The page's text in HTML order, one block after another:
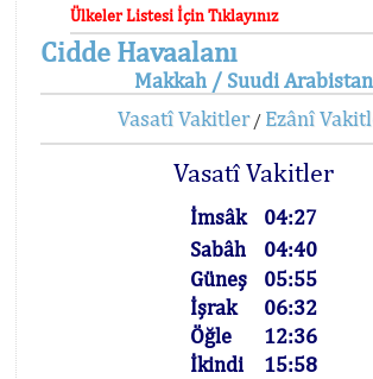
Ülkeler Listesi İçin Tıklayınız
Cidde Havaalanı
Makkah / Suudi Arabistan
Vasatî Vakitler/ Ezânî
Vasatî Vakitler
İmsâk
04:27
Sabâh
04:40
Güneş
05:55
İşrak
06:32
Öğle
12:36
İkindi
15:58